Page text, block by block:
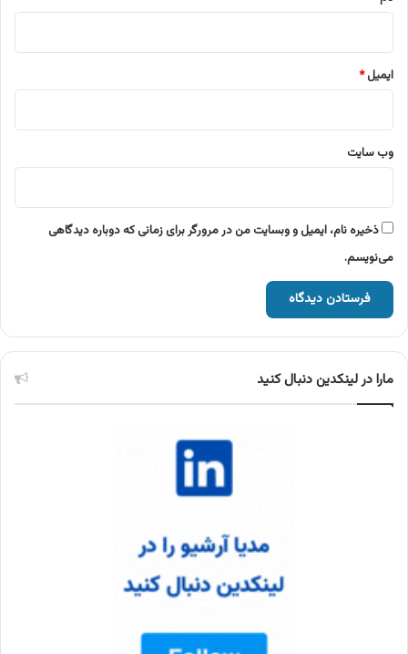
ایمیل*
وب‌ سایت
ذخیره نام، ایمیل و وبسایت من در مرورگر برای زمانی که دوباره دیدگاهی
می‌نویسم.
مارا در لینکدین دنبال کنید